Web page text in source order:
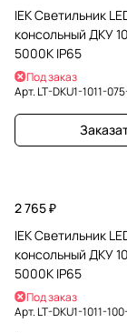
IEK Светильник
консольный ДКУ
5000К IP65
Под заказ
Арт. LT-DKU1-1011-
2 765 ₽
IEK Светильник
консольный ДКУ
5000К IP65
Под заказ
Арт. LT-DKU1-1011-